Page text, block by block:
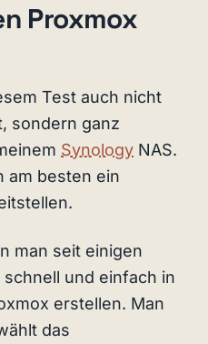
Proxmox
Test auch nicht
sondern ganz
Synology NAS.
am besten ein
man seit einigen
und einfach in
erstellen. Man
das